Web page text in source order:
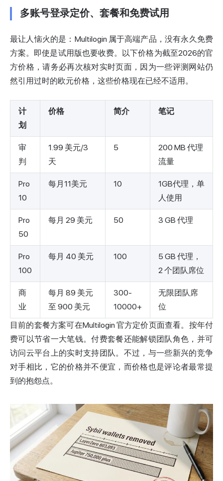
多账号登录定价、套餐和免费试用
最让人恼火的是：Multilogin 属于高端产品，没有永久免费
方案。即使是试用版也要收费。以下价格为截至2026的官
方价格，请务必再次核对实时页面，因为一些评测网站仍
然引用过时的欧元价格，这些价格现在已经不适用。
计
划
价格 简介 笔记
审
判
1.99 美元/3
天
5
200 MB 代理
流量
Pro
10
每月11美元 10
1GB代理，单
人使用
Pro
50
每月 29 美元 50 3 GB 代理
Pro
100
每月 40 美元 100
5 GB 代理，
2 个团队席位
商
业
每月 89 美元
至 900 美元
300-
10000+
无限团队席
位
目前的套餐方案可在Multilogin 官方定价页面查看。按年付
费可以节省一大笔钱。付费套餐还能解锁团队角色，并可
访问云平台上的实时支持团队。不过，与一些新兴的竞争
对手相比，它的价格并不便宜，而价格也是评论者最常提
到的抱怨点。